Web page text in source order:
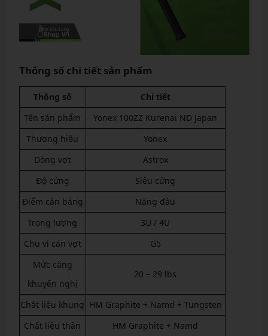
Thông số chi tiết sản phẩm
Thông số
Chi tiết
Tên sản phẩm
Yonex 100ZZ Kurenai ND Japan
Thương hiệu
Yonex
Dòng vợt
Astrox
Độ cứng
Siêu cứng
Điểm cân bằng
Nặng đầu
Trọng lượng
3U / 4U
Chu vi cán vợt
G5
Mức căng
khuyến nghị
20 – 29 lbs
Chất liệu khung HM Graphite + Namd + Tungsten
Chất liệu thân
HM Graphite + Namd